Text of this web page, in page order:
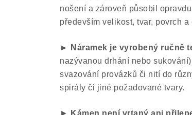
nošení a zároveň působil
především velikost, tvar, povrch
► Náramek je vyrobený ručně
nazývanou drhání nebo
svazování provázků či nití do
spirály či jiné požadované tvary.
► Kámen není vrtaný ani